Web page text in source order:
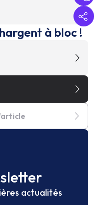
à bloc !
actualités